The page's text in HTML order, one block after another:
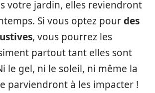
votre jardin, elles reviendront
Si vous optez pourdes
, vous pourrez les
partout tant elles sont
le gel, ni le soleil, ni même la
parviendront à les impacter !